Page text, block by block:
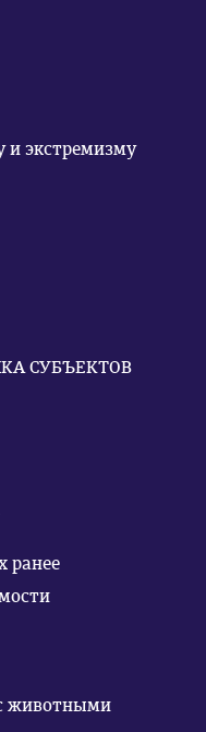
и экстремизму
СУБЪЕКТОВ
ранее
животными